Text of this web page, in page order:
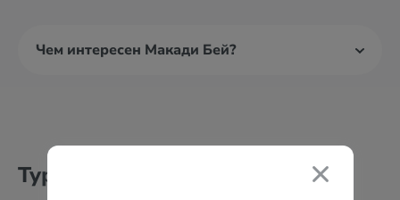
Чем интересен Макади Бей?
Туры из других городов